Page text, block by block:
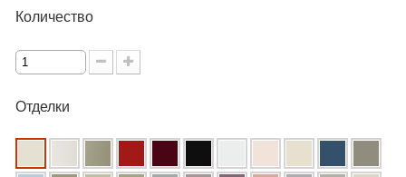
Количество
Отделки